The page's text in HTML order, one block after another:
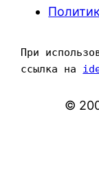
При
ссылка на
©